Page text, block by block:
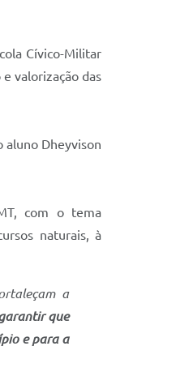
Cívico-Militar
valorização das
aluno Dheyvison
com o tema
naturais, à
a
que
e para a